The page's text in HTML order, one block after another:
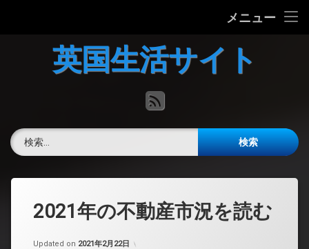
メニュー
英国の文化について
掲示板
英国生活サイト
RSS
2021年の不動産市況を読む
Updated on 2021年2月22日